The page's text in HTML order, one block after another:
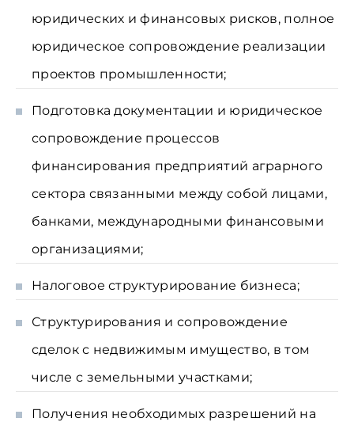
юридических и финансовых рисков, полное
юридическое сопровождение реализации
проектов промышленности;
Подготовка документации и юридическое
сопровождение процессов
финансирования предприятий аграрного
сектора связанными между собой лицами,
банками, международными финансовыми
организациями;
Налоговое структурирование бизнеса;
Структурирования и сопровождение
сделок с недвижимым имущество, в том
числе с земельными участками;
Получения необходимых разрешений на